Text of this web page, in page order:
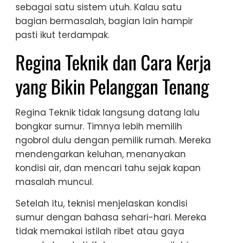
sebagai satu sistem utuh. Kalau satu
bagian bermasalah, bagian lain hampir
pasti ikut terdampak.
Regina Teknik dan Cara Kerja
yang Bikin Pelanggan Tenang
Regina Teknik tidak langsung datang lalu
bongkar sumur. Timnya lebih memilih
ngobrol dulu dengan pemilik rumah. Mereka
mendengarkan keluhan, menanyakan
kondisi air, dan mencari tahu sejak kapan
masalah muncul.
Setelah itu, teknisi menjelaskan kondisi
sumur dengan bahasa sehari-hari. Mereka
tidak memakai istilah ribet atau gaya